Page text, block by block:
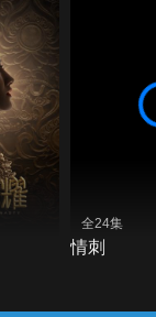
全24集
情刺